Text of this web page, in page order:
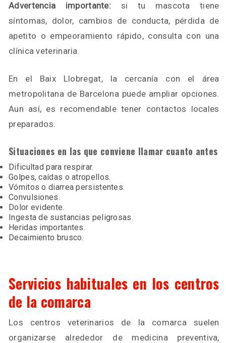
Advertencia importante: si tu mascota tiene
síntomas, dolor, cambios de conducta, pérdida de
apetito o empeoramiento rápido, consulta con una
clínica veterinaria.
En el Baix Llobregat, la cercanía con el área
metropolitana de Barcelona puede ampliar opciones.
Aun así, es recomendable tener contactos locales
preparados.
Situaciones en las que conviene llamar cuanto antes
Dificultad para respirar.
Golpes, caídas o atropellos.
Vómitos o diarrea persistentes.
Convulsiones.
Dolor evidente.
Ingesta de sustancias peligrosas.
Heridas importantes.
Decaimiento brusco.
Servicios habituales en los centros
de la comarca
Los centros veterinarios de la comarca suelen
organizarse alrededor de medicina preventiva,